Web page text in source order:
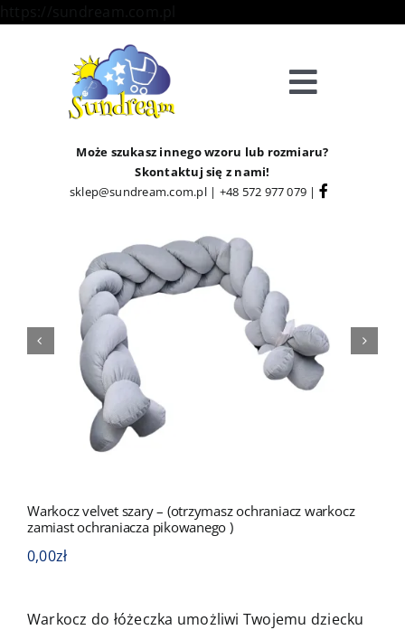
Toggle
Kategorie
Strefa Klienta
Informacje
O Nas
Może szukasz innego wzoru lub rozmiaru?
Skontaktuj się z nami!
sklep@sundream.com.pl| +48 572 977 079 |
Warkocz velvet szary – (otrzymasz ochraniacz warkocz
zamiast ochraniacza pikowanego )
0,00zł
Warkocz do łóżeczka umożliwi Twojemu dziecku